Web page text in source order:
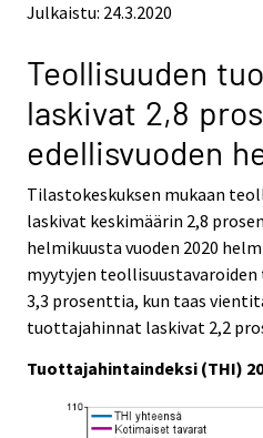
Julkaistu: 24.3.2020
Teollisuuden
laskivat 2,8
edellisvuoden
Tilastokeskuksen mukaan
laskivat keskimäärin 2,8
helmikuusta vuoden 2020
myytyjen
3,3 prosenttia, kun taas
tuottajahinnat laskivat 2,2
Tuottajahintaindeksi (THI)